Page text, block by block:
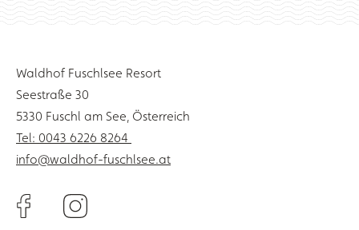
Waldhof Fuschlsee Resort
Seestraße 30
5330 Fuschl am See, Österreich
Tel: 0043 6226 8264
info@waldhof-fuschlsee.at